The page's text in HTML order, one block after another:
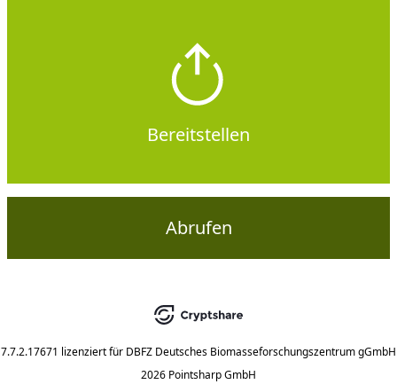
Bereitstellen
Abrufen
7.7.2.17671 lizenziert für DBFZ Deutsches Biomasseforschungszentrum gGmbH
2026 Pointsharp GmbH